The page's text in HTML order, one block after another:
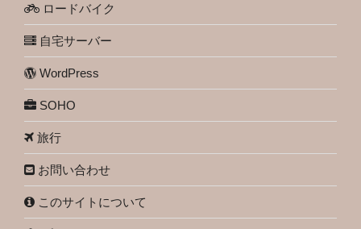
ロードバイク
自宅サーバー
WordPress
SOHO
旅行
お問い合わせ
このサイトについて